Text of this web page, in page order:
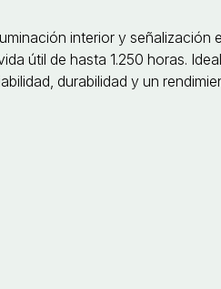
interior y
útil de hasta 1.250 horas.
durabilidad y un